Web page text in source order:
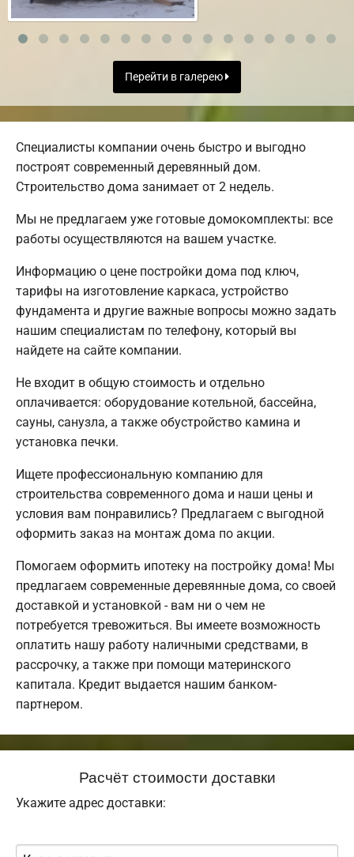
Перейти в галерею
Специалисты компании очень быстро и выгодно
построят современный деревянный дом.
Строительство дома занимает от 2 недель.
Мы не предлагаем уже готовые домокомплекты: все
работы осуществляются на вашем участке.
Информацию о цене постройки дома под ключ,
тарифы на изготовление каркаса, устройство
фундамента и другие важные вопросы можно задать
нашим специалистам по телефону, который вы
найдете на сайте компании.
Не входит в общую стоимость и отдельно
оплачивается: оборудование котельной, бассейна,
сауны, санузла, а также обустройство камина и
установка печки.
Ищете профессиональную компанию для
строительства современного дома и наши цены и
условия вам понравились? Предлагаем с выгодной
оформить заказ на монтаж дома по акции.
Помогаем оформить ипотеку на постройку дома! Мы
предлагаем современные деревянные дома, со своей
доставкой и установкой - вам ни о чем не
потребуется тревожиться. Вы имеете возможность
оплатить нашу работу наличными средствами, в
рассрочку, а также при помощи материнского
капитала. Кредит выдается нашим банком-
партнером.
Расчёт стоимости доставки
Укажите адрес доставки: